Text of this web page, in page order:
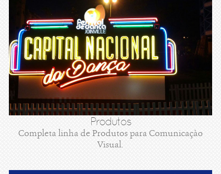
Produtos
Completa linha de Produtos para Comunicaçào
Visual.